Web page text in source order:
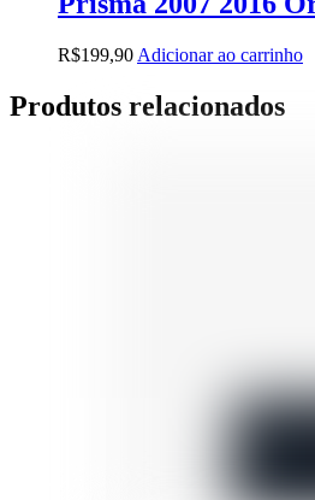
R$199,90 Adicionar ao carrinho
Produtos relacionados